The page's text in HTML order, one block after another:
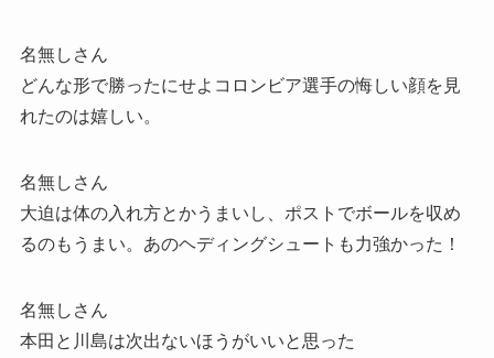
名無しさん
どんな形で勝ったにせよコロンビア選手の悔しい顔を見
れたのは嬉しい。
名無しさん
大迫は体の入れ方とかうまいし、ポストでボールを収め
るのもうまい。あのヘディングシュートも力強かった！
名無しさん
本田と川島は次出ないほうがいいと思った